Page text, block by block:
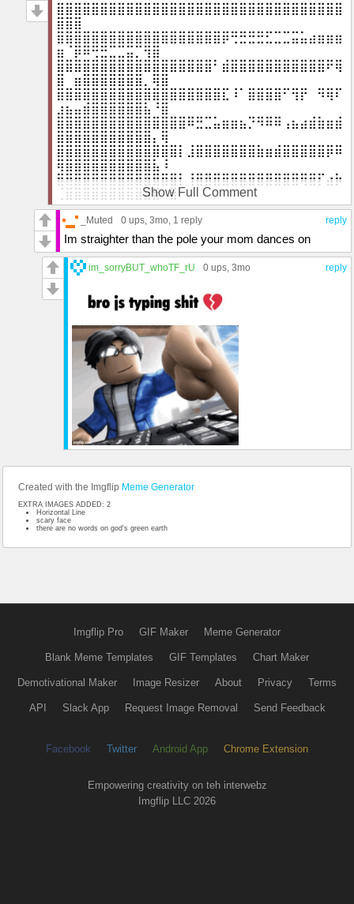
⣿⣿⣿⣿⣿⣿⣿⣿⣿⣿⣿⣿⣿⣿⣿⣿⣿⣿⣿⣿⣿⣿⣿⣿⣿⣿⣿⣿⣿⣿⣿⣿⣿
⣿⣿⣿
⣿⣿⣿⣿⣿⣿⣿⣿⣿⣿⣿⣿⣿⣿⣿⣿⣿⣿⣿⡿⢛⣛⣛⣛⣋⣉⣉⣭⣥⣴⣶⣶⣶
⣶⠈⡿⠿⢛⣛⣉⣉⣭⡉⢻⣿
⣿⣿⣿⣿⣿⣿⣿⣿⣿⣿⣿⣿⣿⣿⣿⣿⣿⣿⠃⣾⣿⣿⣿⣿⣿⣿⣿⣿⣿⣿⣿⠟⢿
⣿⠀⣶⣿⣿⣿⣿⣿⣿⣿⡀⢿⣿
⣿⣿⣿⣿⣿⣿⣿⣿⣿⣿⣿⣿⣿⣿⣿⣿⣿⣿⣿⣏⠸⠁⣿⣿⣿⣿⠋⢻⡟⠀⠻⢿⠏
⣰⣦⣤⣾⣿⣿⣿⣿⣿⣿⣧⠘⣿
⣿⣿⣿⣿⣿⣿⣿⣿⣿⣿⣿⣿⣿⣿⣿⠿⣛⣉⣥⣶⣶⣦⡙⠻⠿⠿⢠⣦⣴⣾⣷⣶⣾
⣿⣿⣿⣿⣿⣿⣿⣿⣿⣿⣿⡄⢿
⣿⣿⣿⣿⣿⣿⣿⣿⣿⣿⣿⣿⣿⣿⡇⣸⣿⣿⣿⣿⣿⣿⣿⣷⣶⣾⣿⣿⣿⣿⣿⡿⠿
⢿⣿⣿⣿⣿⣿⣿⣿⣿⣿⣿⣧⠸
⣿⣿⣿⣿⣿⣿⣿⣿⣿⣿⣿⣿⣿⣿⡇⢸⣿⣿⣿⣿⣿⣿⣿⣿⣿⣿⣿⣿⢿⣿⡏⣴⡷
⢈⣿⣿⣿⣿⣿⣿⣿⣿⣿⣿⣿⠀⣿
⣿⣿⣿⣿⣿⣿⣿⣿⣿⣿⣿⣿⣿⣿⣧⠸⣿⣿⣿⣿⣿⣿⣿⣿⣟⠹⣿⣿⡀⣿⡇⢉⡀
⠻⢿⣿⣿⣿⣿⣿⣿⣿⣿⣿⣿⡄⢿
⣿⣿⣿⣿⣿⣿⣿⣿⣿⣿⣿⣿⣿⣿⣿⠀⣿⣿⣿⣿⣿⣿⣿⣿⣿⣆⠛⠿⢃⣿⣿⣄⣿
⣿⣦⣼⣿⣿⣿⣿⣿⣿⣿⣿⣿⡇⢸
⣿⣿⣿⣿⣿⣿⣿⣿⣿⣿⣿⣿⣿⣿⣿⡄⢿⣿⣿⣿⣿⣿⣿⣿⣿⣿⣷⣶⣿⣿⣿⣿⣿
⣿⣿⣿⣿⣿⣿⢩⣿⣿⣿⣿⣿⣇⢸
⣿⣿⣿⣿⣿⣿⣿⣿⣿⣿⣿⣿⣿⣿⣿⠀⢸⣿⣿⣿⣿⣿⣿⣿⣿⣿⣿⣿⣿⣿⠿⣿⣿
⣿⣿⣌⠙⢿⠃⣼⣿⣿⣿⣿⣿⣿⠘
⣿⣿⣿⣿⣦⠸⣿⣿⣿⣿⡿⣿⣿⢀
⣿⣿⣿⣿⣿⣿⣿⣿⣿⣿⣿⣿⣿⣿⢀⣿⡀⢿⣿⣿⣿⡿⢡⣾⣶⣬⣿⣿⣿⣿⠐⣋⣄
⠹⣿⣿⣿⣿⡄⢹⣿⣿⣿⣄⣿⣿⢸
⣿⣿⣿⣿⣿⣿⣿⣿⣿⣿⣿⣿⣿⡇⣸⣿⡇⢸⣿⣿⣿⣧⠘⣿⣩⣥⠈⣿⣿⣿⠘⣿⣿
⣧⣼⣿⣿⣿⣿⣿⣿⣿⣿⣿⢟⣡
⣿⣿⣿⣿⣿⣿⣿⣿⣿⣿⣿⣿⣿⢠⣿⣿⣧⢸⣿⣿⣿⣿⣧⣈⠛⠟⣠⣿⣿⣿⣿⣿⣿
⣿⣿⣿⣿⣿⣿⣿⣿⠟⢛⣫⣥⣶
⣿⣿⣿⣿⣿⣿⣿⣿⣿⣿⣿⣿⡇⣸⣿⣿⣿⠀⣿⣿⣿⣿⣿⣿⣿⣿⣿⣿⣿⣿⣿⣿⣿
⠿⢛⣋⣉⣭⣴⣶⣶⣿
⣿⣿⣿⣿⣿⣿⣿⣿⣿⣿⣿⣿⢁⣿⣿⣿⣿⡇⠘⣿⣿⡿⠿⠟⠛⠛⣛⣋⣭⣥⣤⣶⣶
⠋⡙⠻⣿⣿⡿⠏⣰⣿⣧⠘⠀⣿⣿⣿⣿⡟⡁
⢰⣿⣷⣤⣴⣶⡿⠋⠀⠠⡀⢰⣿⣿⡿⢋
⠘⡿⠋⠉⠉⢻⡁⠀⠀⢀⠇⣼⣿⡟⣡
⡀⠀⠀⠀⠀⠀⣧⡀⠒⢊⣴⣿⠏⣴⣿
⣷⣌⠓⠀⠒⣐⣩⣥⣾⣿⡿⢡⣾⣿
⣨⣴⣿⡟⢰⣿⣿⠇⣴⡈⢿⡆⢹
⣦⣤⣴⣿⢸⡟⢠⣿⣿⣿⣿⣷⣤⣾
Show Full Comment
reply
_Muted 0 ups, 3mo, 1 reply
Im straighter than the pole your mom dances on
reply
im_sorryBUT_whoTF_rU 0 ups, 3mo
Created with the Imgflip Meme Generator
EXTRA IMAGES ADDED: 2
Horizontal Line
scary face
there are no words on god's green earth
Imgflip Pro GIF Maker Meme Generator
Blank Meme Templates GIF Templates Chart Maker
Demotivational Maker Image Resizer About Privacy Terms
API Slack App Request Image Removal Send Feedback
Facebook Twitter Android App Chrome Extension
Empowering creativity on teh interwebz
Imgflip LLC 2026